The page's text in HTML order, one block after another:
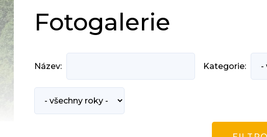
Fotogalerie
Název: Kategorie: